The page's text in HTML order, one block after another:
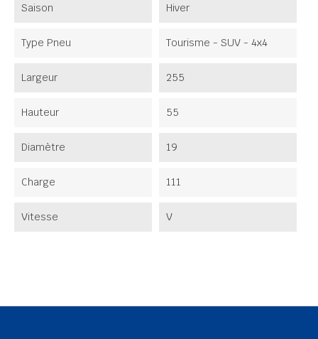
Saison Hiver
Type Pneu Tourisme - SUV - 4x4
Largeur 255
Hauteur 55
Diamètre 19
Charge 111
Vitesse V